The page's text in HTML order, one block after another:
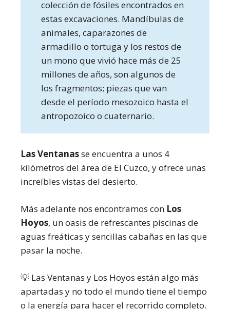
colección de fósiles encontrados en
estas excavaciones. Mandíbulas de
animales, caparazones de
armadillo o tortuga y los restos de
un mono que vivió hace más de 25
millones de años, son algunos de
los fragmentos; piezas que van
desde el período mesozoico hasta el
antropozoico o cuaternario.
Las Ventanasse encuentra a unos 4
kilómetros del área de El Cuzco, y ofrece unas
increíbles vistas del desierto.
Más adelante nos encontramos con Los
Hoyos, un oasis de refrescantes piscinas de
aguas freáticas y sencillas cabañas en las que
pasar la noche.
💡 Las Ventanas y Los Hoyos están algo más
apartadas y no todo el mundo tiene el tiempo
o la energía para hacer el recorrido completo.